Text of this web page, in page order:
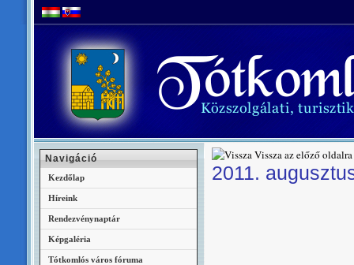
Vissza az előző oldalra
2011.
Navigáció
Kezdőlap
Híreink
Rendezvénynaptár
Képgaléria
Tótkomlós város fóruma